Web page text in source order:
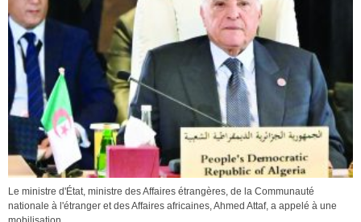
Le ministre d'État, ministre des Affaires étrangères, de la Communauté
nationale à l'étranger et des Affaires africaines, Ahmed Attaf, a appelé à une